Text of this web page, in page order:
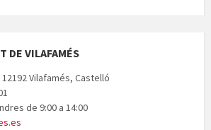
DE VILAFAMÉS
Vilafamés, Castelló
de 9:00 a 14:00